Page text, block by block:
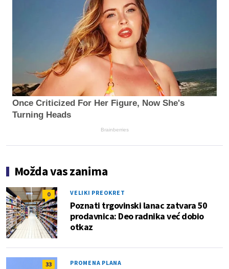
Once Criticized For Her Figure, Now She's
Turning Heads
Brainberries
Možda vas zanima
0 VELIKI PREOKRET
Poznati trgovinski lanac zatvara 50
prodavnica: Deo radnika već dobio
otkaz
33 PROMENA PLANA